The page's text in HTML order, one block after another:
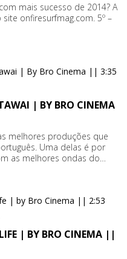
mais sucesso de 2014? A
onfiresurfmag.com. 5º –
| BY BRO CINEMA
melhores produções que
Uma delas é por
as melhores ondas do…
| BY BRO CINEMA ||